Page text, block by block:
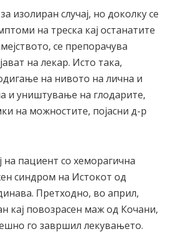
изолиран случај, но доколку се
на треска кај останатите
се препорачува
на лекар. Исто така,
на нивото на лична и
и уништување на глодарите,
на можностите, појасни д-р
на пациент со хеморагична
синдром на Истокот од
Претходно, во април,
кај повозрасен маж од Кочани,
го завршил лекувањето.